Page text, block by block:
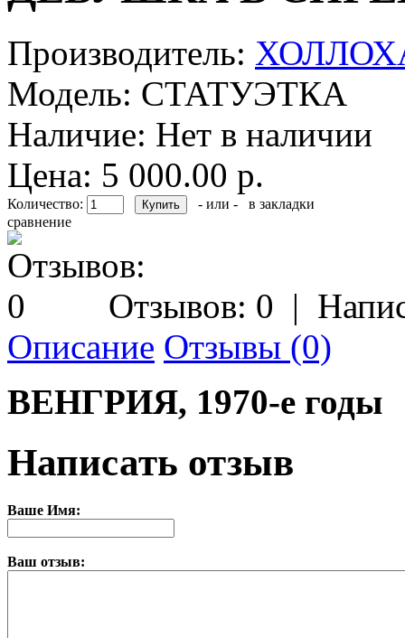
Производитель:
Модель: СТАТУЭТКА
Наличие: Нет в наличии
Цена: 5 000.00 р.
Количество: - или -
в закладки
сравнение
Отзывов: 0 |
Описание Отзывы (0)
ВЕНГРИЯ, 1970-е годы
Написать отзыв
Ваше Имя:
Ваш отзыв: